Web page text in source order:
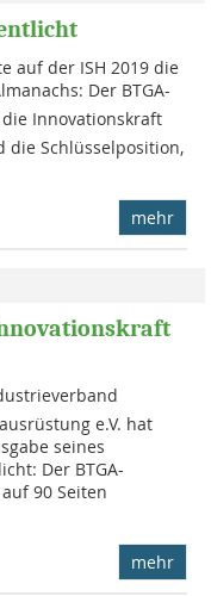
auf der ISH 2019 die
Der BTGA-
die Innovationskraft
die Schlüsselposition,
mehr
e.V. hat
seines
Der BTGA-
90 Seiten
mehr